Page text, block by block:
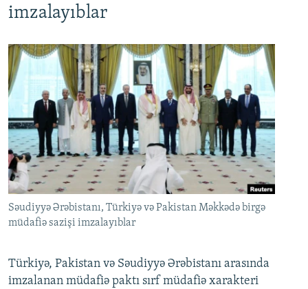
imzalayıblar
Səudiyyə Ərəbistanı, Türkiyə və Pakistan Məkkədə birgə
müdafiə sazişi imzalayıblar
Türkiyə, Pakistan və Səudiyyə Ərəbistanı arasında
imzalanan müdafiə paktı sırf müdafiə xarakteri